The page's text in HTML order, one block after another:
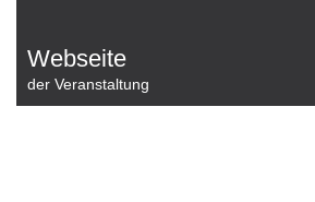
Webseite
der Veranstaltung